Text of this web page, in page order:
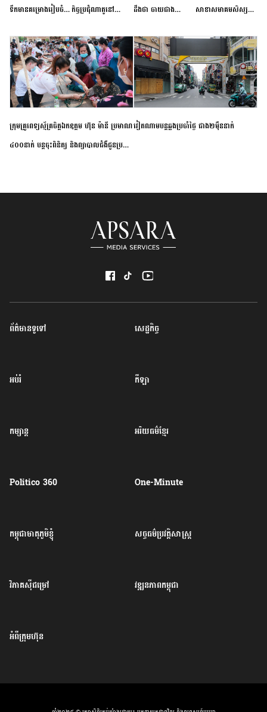
ទឹកមានគម្រោងរៀបចំ
កម្រិតបឋម ដល់ឧត្តម
សិក្សានាពេលខាងមុខ
កិច្ចប្រជុំណាតូនៅ
ខាងមុខនឹងបញ្ជូនសញ្ញា
នៃភាពស្អិតរមួត និង
ការប្តេជ្ញាចិត្ត
ដឹងថា ចាយជាង
អភិវឌ្ឍន៍នុយក្លេអ៊ែរ
សាខាសមាគមសិស្ស
ខេត្តកំពង់ចាម ចុះពិនិត្យ
ពិគ្រោះជំងឺទូទៅ និងផ្តល់
ថ្នាំពេទ្យជូនប្រជាពលរដ្ឋ
រស់នៅសង្កាត់បឹងកុក
ក្រុមគ្រូពេទ្យស្ម័គ្រចិត្តឯកឧត្តម ហ៊ុន ម៉ានី ប្រមាណ
៤០០នាក់ បន្តចុះពិនិត្យ និងព្យាបាលជំងឺជូនប្រជា
វៀតណាម​បន្ត​ឆ្លង​ប្រចាំថ្ងៃ​ ​ជាង​២​ម៉ឺន​នាក់​
ព័ត៌មានទូទៅ សេដ្ឋកិច្ច
អប់រំ កីឡា
កម្សាន្ត អរិយធម៌ខ្មែរ
Politico 360 One-Minute
កម្ពុជាមាតុភូមិខ្ញុំ សច្ចធម៌ប្រវត្តិសាស្ត្រ
វិភាគសុីជម្រៅ វឌ្ឍនភាពកម្ពុជា
អំពីក្រុមហ៊ុន